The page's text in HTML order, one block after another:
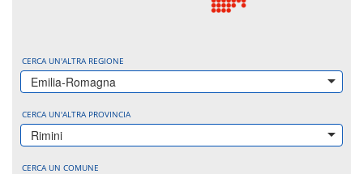
CERCA UN'ALTRA REGIONE
Emilia-Romagna
CERCA UN'ALTRA PROVINCIA
Rimini
CERCA UN COMUNE